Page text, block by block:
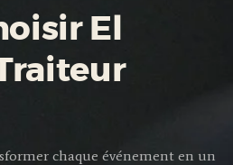
El
chaque événement en un